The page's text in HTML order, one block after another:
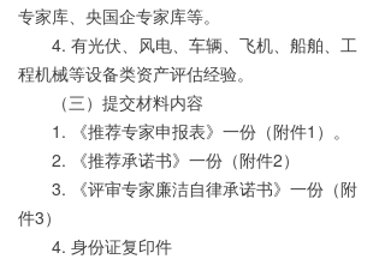
专家库、央国企专家库等。
4. 有光伏、风电、车辆、飞机、船舶、工
程机械等设备类资产评估经验。
（三）提交材料内容
1.
《推荐专家申报表》一份（附件1 ）。
2.
《推荐承诺书》一份（附件2）
3.
《评审专家廉洁自律承诺书》一份（附
件3）
4. 身份证复印件